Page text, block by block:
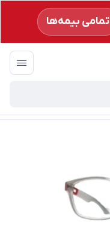
تمامی بیمه‌ها